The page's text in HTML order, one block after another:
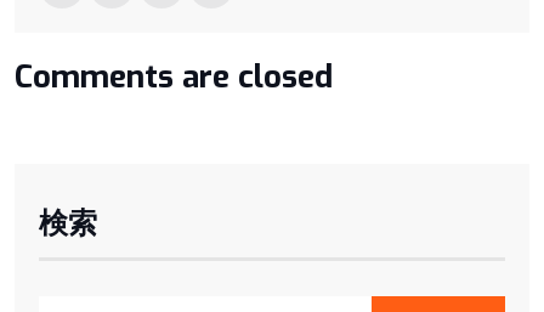
Comments are closed
検索